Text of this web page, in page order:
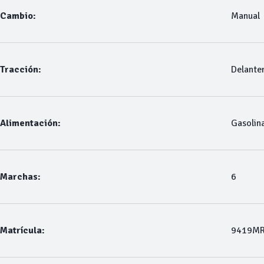
Cambio: Manual
Tracción:
Alimentación:
Marchas: 6
Matrícula: